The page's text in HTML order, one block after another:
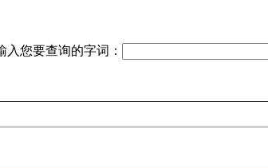
入您要查询的字词：